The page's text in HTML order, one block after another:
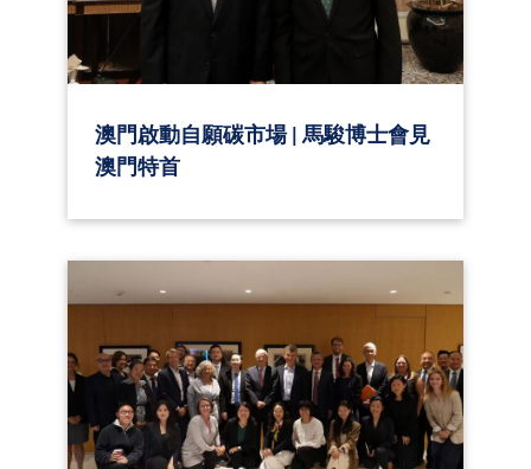
澳門啟動自願碳市場 | 馬駿博士會見
澳門特首